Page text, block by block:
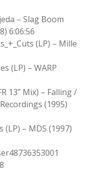
– Slag Boom
6:06:56
(LP) – Mille
(LP) – WARP
13” Mix) – Falling /
(1995)
(LP) – MDS (1997)